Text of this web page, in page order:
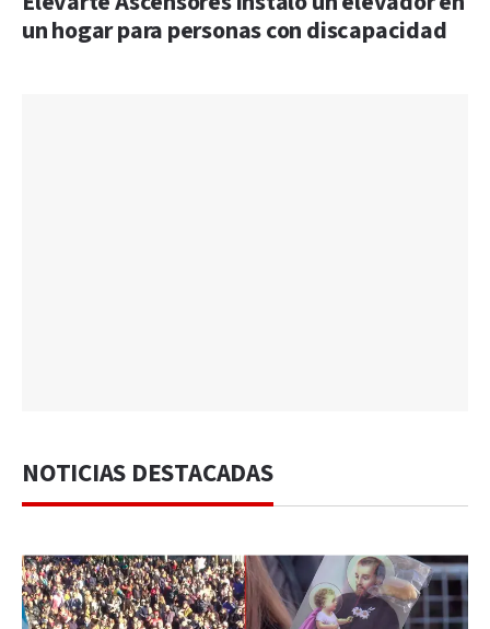
un hogar para personas con discapacidad
NOTICIAS DESTACADAS